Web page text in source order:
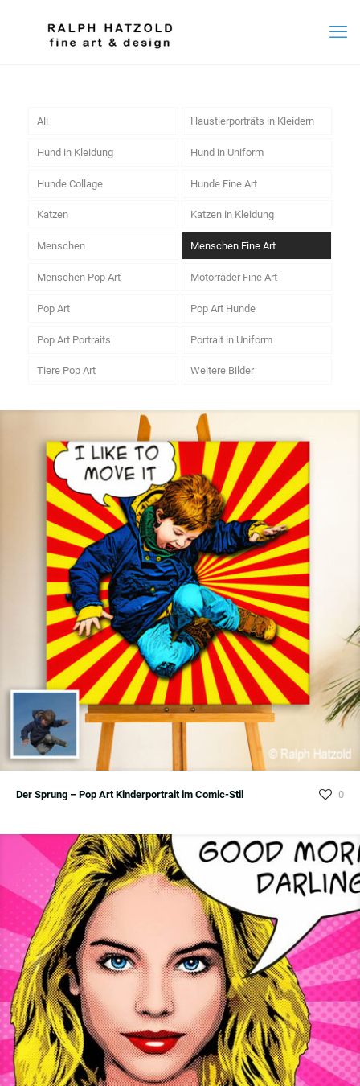
All Haustierporträts in Kleidern
Hund in Kleidung Hund in Uniform
Hunde Collage Hunde Fine Art
Katzen Katzen in Kleidung
Menschen Menschen Fine Art
Menschen Pop Art Motorräder Fine Art
Pop Art Pop Art Hunde
Pop Art Portraits Portrait in Uniform
Tiere Pop Art Weitere Bilder
Der Sprung – Pop Art Kinderportrait im Comic-Stil 0